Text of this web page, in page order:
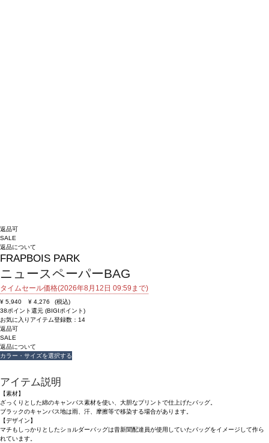
返品可
SALE
返品について
FRAPBOIS PARK
ニュースペーパーBAG
タイムセール価格(2026年8月12日 09:59まで)
¥ 5,940 ¥ 4,276
(税込)
38ポイント還元 (BIGIポイント)
お気に入りアイテム登録数： 14
返品可
SALE
返品について
カラー・サイズを選択する
アイテム説明
【素材】
ざっくりとした綿のキャンバス素材を使い、大胆なプリントで仕上げたバッグ。
ブラックのキャンバス地は雨、汗、摩擦等で移染する場合があります。
【デザイン】
マチもしっかりとしたショルダーバッグは昔新聞配達員が使用していたバッグをイメージして作ら
れています。